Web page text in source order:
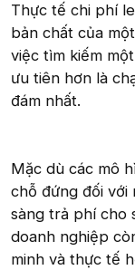
Thực tế chi phí
bản chất của
việc tìm kiếm
ưu tiên hơn là
đám nhất.
Mặc dù các mô
chỗ đứng đối với
sàng trả phí cho
doanh nghiệp
minh và thực tế